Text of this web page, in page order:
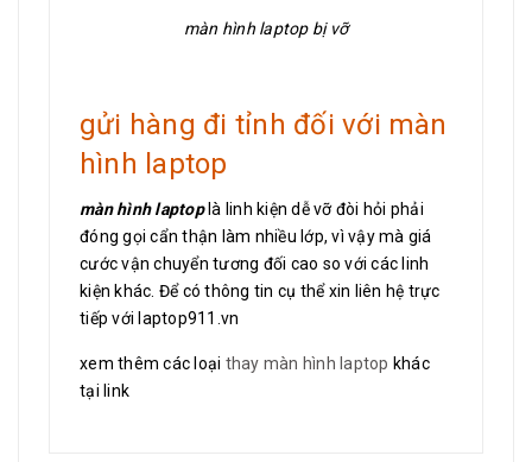
màn hình laptop bị vỡ
gửi hàng đi tỉnh đối với màn
hình laptop
màn hình laptoplà linh kiện dễ vỡ đòi hỏi phải
đóng gọi cẩn thận làm nhiều lớp, vì vậy mà giá
cước vận chuyển tương đối cao so với các linh
kiện khác. Để có thông tin cụ thể xin liên hệ trực
tiếp với laptop911.vn
xem thêm các loại thay màn hình laptop khác
tại link